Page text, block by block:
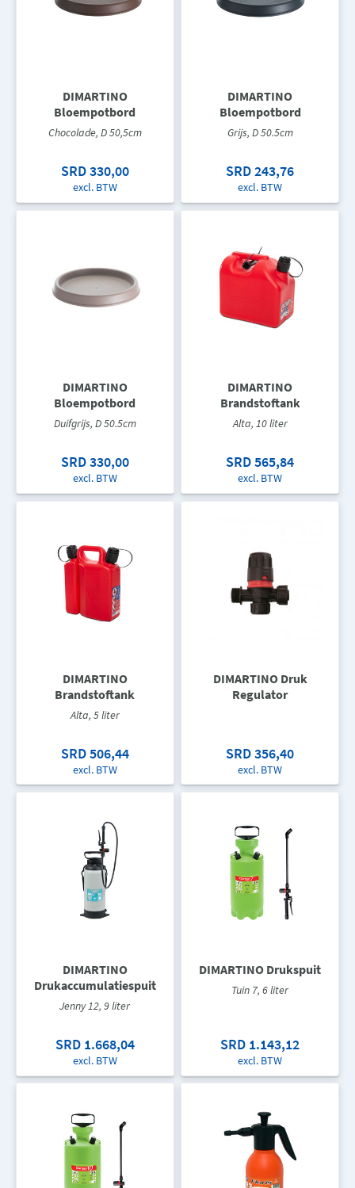
DIMARTINO
Bloempotbord
Chocolade, D 50,5cm
SRD 330,00
excl. BTW
DIMARTINO
Bloempotbord
Grijs, D 50.5cm
SRD 243,76
excl. BTW
DIMARTINO
Bloempotbord
Duifgrijs, D 50.5cm
SRD 330,00
excl. BTW
DIMARTINO
Brandstoftank
Alta, 10 liter
SRD 565,84
excl. BTW
DIMARTINO
Brandstoftank
Alta, 5 liter
SRD 506,44
excl. BTW
DIMARTINO Druk
Regulator
SRD 356,40
excl. BTW
DIMARTINO
Drukaccumulatiespuit
Jenny 12, 9 liter
SRD 1.668,04
excl. BTW
DIMARTINO Drukspuit
Tuin 7, 6 liter
SRD 1.143,12
excl. BTW